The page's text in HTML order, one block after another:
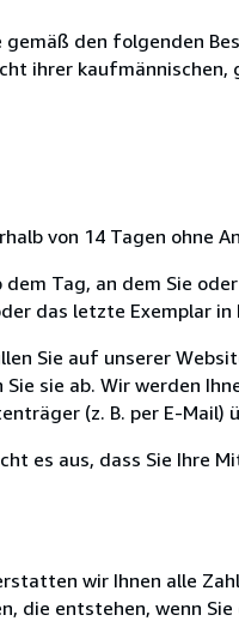
gemäß den folgenden
ihrer
von 14 Tagen ohne
Tag, an dem Sie
das letzte Exemplar in
Sie auf unserer
sie ab. Wir werden
(z. B. per E-Mail)
es aus, dass Sie Ihre
wir Ihnen alle
die entstehen, wenn